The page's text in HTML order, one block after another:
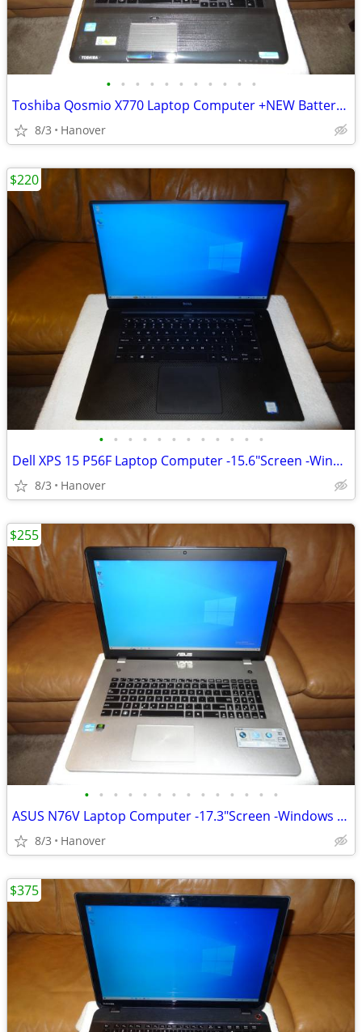
• • • • • • • • • • •
Toshiba Qosmio X770 Laptop Computer +NEW Battery -17.3"Screen -Windows
8/3 Hanover
• • • • • • • • • • • •
Dell XPS 15 P56F Laptop Computer -15.6"Screen -Windows 10 -8GB RAM ++
8/3 Hanover
$220
• • • • • • • • • • • • • •
ASUS N76V Laptop Computer -17.3"Screen -Windows 10 -i7 -256GB SSD -12G
8/3 Hanover
$255
$375